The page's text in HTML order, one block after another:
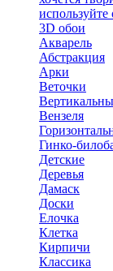
3D обои
Акварель
Абстракция
Арки
Веточки
Вензеля
Гинко-
Детские
Деревья
Дамаск
Доски
Елочка
Клетка
Кирпичи
Классика